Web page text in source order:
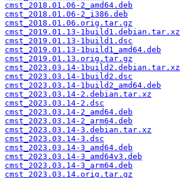
cmst_2018.01.06-2_amd64.deb
cmst_2018.01.06-2_i386.deb
cmst_2018.01.06.orig.tar.gz
cmst_2019.01.13-1build1.debian.tar.xz
cmst_2019.01.13-1build1.dsc
cmst_2019.01.13-1build1_amd64.deb
cmst_2019.01.13.orig.tar.gz
cmst_2023.03.14-1build2.debian.tar.xz
cmst_2023.03.14-1build2.dsc
cmst_2023.03.14-1build2_amd64.deb
cmst_2023.03.14-2.debian.tar.xz
cmst_2023.03.14-2.dsc
cmst_2023.03.14-2_amd64.deb
cmst_2023.03.14-2_arm64.deb
cmst_2023.03.14-3.debian.tar.xz
cmst_2023.03.14-3.dsc
cmst_2023.03.14-3_amd64.deb
cmst_2023.03.14-3_amd64v3.deb
cmst_2023.03.14-3_arm64.deb
cmst_2023.03.14.orig.tar.gz